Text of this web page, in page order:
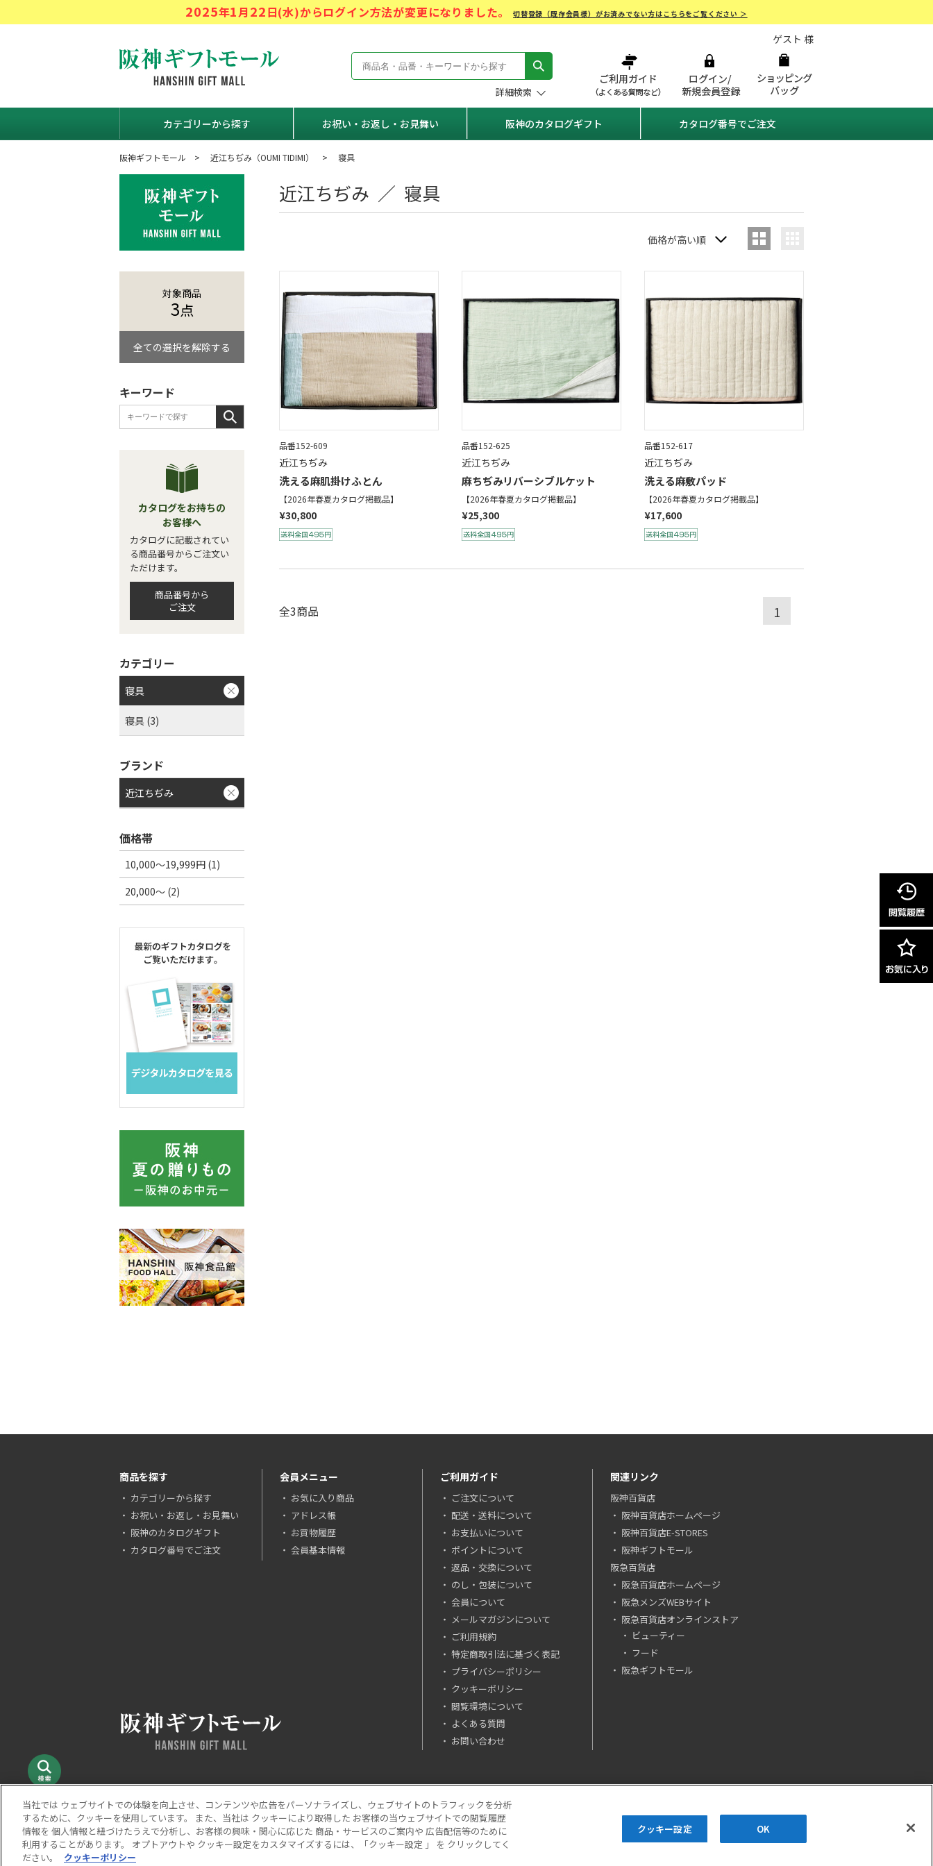
2025年1月22日(水)からログイン方法が変更になりました。切替登録（既存会員様）がお済みでない方はこちらをご覧ください ＞
阪神ギフトモール Hanshin Gift Mall
詳細検索
ゲスト 様
カテゴリーから探す お祝い・お返し・お見舞い 阪神のカタログギフト カタログ番号でご注文
阪神ギフトモール 近江ちぢみ（OUMI TIDIMI） 寝具
近江ちぢみ ／ 寝具
価格が高い順
品番152-609
近江ちぢみ
洗える麻肌掛けふとん
【2026年春夏カタログ掲載品】
¥30,800
品番152-625
近江ちぢみ
麻ちぢみリバーシブルケット
【2026年春夏カタログ掲載品】
¥25,300
品番152-617
近江ちぢみ
洗える麻敷パッド
【2026年春夏カタログ掲載品】
¥17,600
全3商品 1
対象商品
3点
全ての選択を解除する
キーワード
カタログをお持ちの
お客様へ
カタログに記載されてい
る商品番号からご注文い
ただけます。
商品番号から
ご注文
カテゴリー
寝具
寝具 (3)
ブランド
近江ちぢみ
価格帯
10,000～19,999円 (1)
20,000～ (2)
商品を探す
カテゴリーから探す
お祝い・お返し・お見舞い
阪神のカタログギフト
カタログ番号でご注文
会員メニュー
お気に入り商品
アドレス帳
お買物履歴
会員基本情報
ご利用ガイド
ご注文について
配送・送料について
お支払いについて
ポイントについて
返品・交換について
のし・包装について
会員について
メールマガジンについて
ご利用規約
特定商取引法に基づく表記
プライバシーポリシー
クッキーポリシー
閲覧環境について
よくある質問
お問い合わせ
関連リンク
阪神百貨店
阪神百貨店ホームページ
阪神百貨店E-STORES
阪神ギフトモール
阪急百貨店
阪急百貨店ホームページ
阪急メンズWEBサイト
阪急百貨店オンラインストア
ビューティー
フード
阪急ギフトモール
当サイトの表示価格は個別に税込・税抜等の記載がない場合は「税込価格」です。
Copyright © HANKYU HANSHIN DEPARTMENT STORES, INC. All Rights Reserved.
当社では ウェブサイトでの体験を向上させ、コンテンツや広告をパーソナライズし、ウェブサイトのトラフィックを分析
するために、クッキーを使用しています。 また、当社は クッキーにより取得した お客様の当ウェブサイトでの閲覧履歴
情報を 個人情報と紐づけたうえで分析し、お客様の興味・関心に応じた 商品・サービスのご案内や 広告配信等のために
利用することがあります。 オプトアウトや クッキー設定をカスタマイズするには、「クッキー設定 」 を クリックしてく
ださい。
クッキーポリシー
クッキー設定 OK